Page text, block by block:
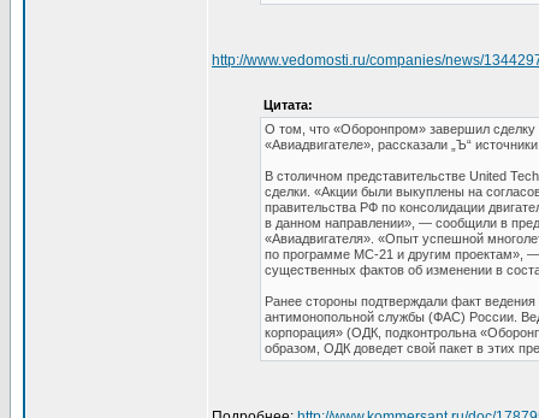
http://www.vedomosti.ru/companies/news/
Цитата:
О том, что «Оборонпром» завершил
«Авиадвигателе», рассказали „Ъ“
В столичном представительстве United
сделки. «Акции были выкуплены на
правительства РФ по консолидации
в данном направлении», — сообщили в
«Авиадвигателя». «Опыт успешной
по программе МС-21 и другим проектам»,
существенных фактов об изменении в
Ранее стороны подтверждали факт
антимонопольной службы (ФАС) России.
корпорация» (ОДК, подконтрольна
образом, ОДК доведет свой пакет в этих